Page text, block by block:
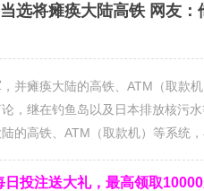
选将瘫痪大陆高铁 网友：
瘫痪大陆的高铁、ATM（取款
，继在钓鱼岛以及日本排放核污
的高铁、ATM（取款机）等系统，
日投注送大礼，最高领取